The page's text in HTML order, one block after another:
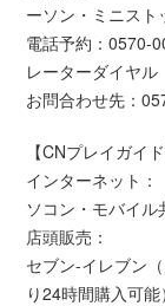
ーソン・ミニスト
電話予約：0570-
レーターダイヤル
お問合わせ先：
【CNプレイガイド
インターネット：
ソコン・モバイル
店頭販売：
セブン-イレブン
り24時間購入可能）